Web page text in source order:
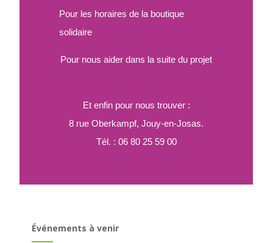
Pour les horaires de la boutique
solidaireLes horaires
Pour nous aider dans la suite du projet
Et enfin pour nous trouver :
8 rue Oberkampf, Jouy-en-Josas.
Tél. : 06 80 25 59 00
Événements à venir